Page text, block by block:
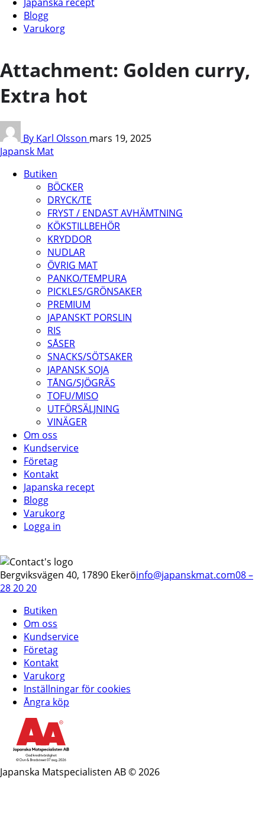
Blogg
Varukorg
Attachment: Golden curry,
Extra hot
By Karl Olsson mars 19, 2025
Japansk Mat
Butiken
BÖCKER
DRYCK/TE
FRYST / ENDAST AVHÄMTNING
KÖKSTILLBEHÖR
KRYDDOR
NUDLAR
ÖVRIG MAT
PANKO/TEMPURA
PICKLES/GRÖNSAKER
PREMIUM
JAPANSKT PORSLIN
RIS
SÅSER
SNACKS/SÖTSAKER
JAPANSK SOJA
TÅNG/SJÖGRÄS
TOFU/MISO
UTFÖRSÄLJNING
VINÄGER
Om oss
Kundservice
Företag
Kontakt
Japanska recept
Blogg
Varukorg
Logga in
Bergviksvägen 40, 17890 Ekeröinfo@japanskmat.com08 –
28 20 20
Butiken
Om oss
Kundservice
Företag
Kontakt
Varukorg
Inställningar för cookies
Ångra köp
Japanska Matspecialisten AB © 2026